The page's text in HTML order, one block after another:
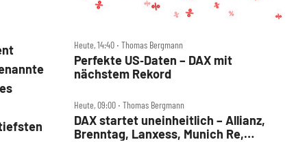
Heute, 14:40 ‧ Thomas Bergmann
Perfekte US‑Daten – DAX mit
nächstem Rekord
Heute, 09:00 ‧ Thomas Bergmann
DAX startet uneinheitlich – Allianz,
Brenntag, Lanxess, Munich Re,